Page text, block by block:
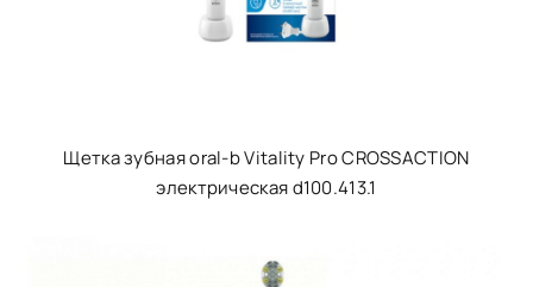
Щетка зубная oral-b Vitality Pro CROSSACTION
электрическая d100.413.1